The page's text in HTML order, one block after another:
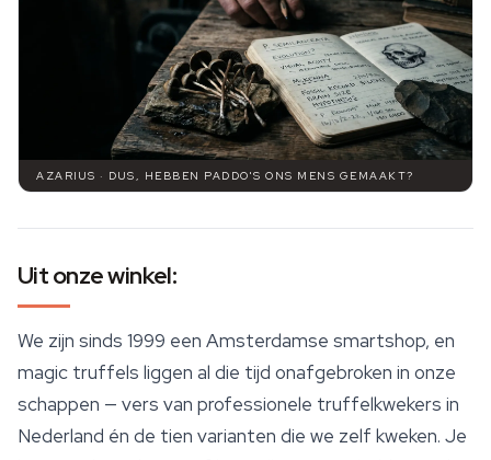
AZARIUS · DUS, HEBBEN PADDO'S ONS MENS GEMAAKT?
Uit onze winkel:
We zijn sinds 1999 een Amsterdamse smartshop, en
magic truffels liggen al die tijd onafgebroken in onze
schappen — vers van professionele truffelkwekers in
Nederland én de tien varianten die we zelf kweken. Je